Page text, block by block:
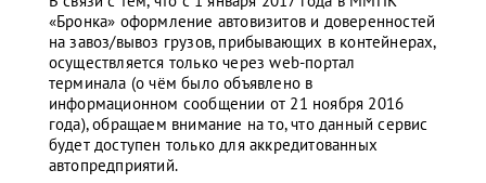
«Бронка» оформление автовизитов и доверенностей
на завоз/вывоз грузов, прибывающих в контейнерах,
осуществляется только через web-портал
терминала (о чём было объявлено в
информационном сообщении от 21 ноября 2016
года), обращаем внимание на то, что данный сервис
будет доступен только для аккредитованных
автопредприятий.